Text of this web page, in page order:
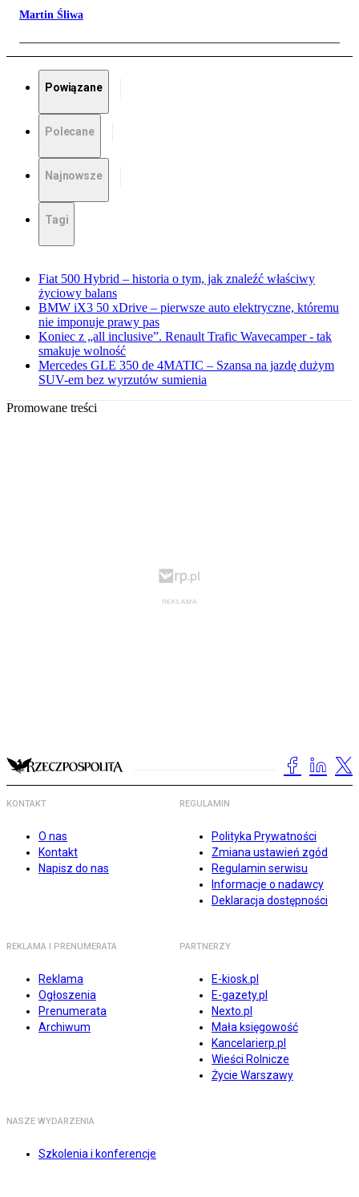
Martin Śliwa
Powiązane
Polecane
Najnowsze
Tagi
Fiat 500 Hybrid – historia o tym, jak znaleźć właściwy
życiowy balans
BMW iX3 50 xDrive – pierwsze auto elektryczne, któremu
nie imponuje prawy pas
Koniec z „all inclusive”. Renault Trafic Wavecamper - tak
smakuje wolność
Mercedes GLE 350 de 4MATIC – Szansa na jazdę dużym
SUV-em bez wyrzutów sumienia
Promowane treści
KONTAKT
O nas
Kontakt
Napisz do nas
REGULAMIN
Polityka Prywatności
Zmiana ustawień zgód
Regulamin serwisu
Informacje o nadawcy
Deklaracja dostępności
REKLAMA I PRENUMERATA
Reklama
Ogłoszenia
Prenumerata
Archiwum
PARTNERZY
E-kiosk.pl
E-gazety.pl
Nexto.pl
Mała księgowość
Kancelarierp.pl
Wieści Rolnicze
Życie Warszawy
NASZE WYDARZENIA
Szkolenia i konferencje